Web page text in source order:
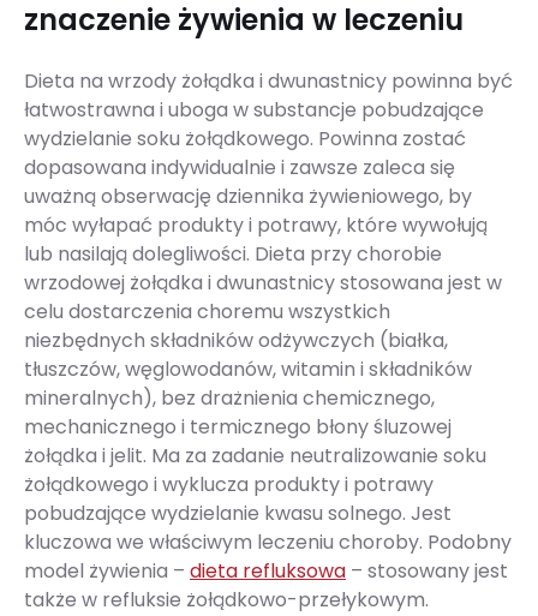
znaczenie żywienia w leczeniu
Dieta na wrzody żołądka i dwunastnicy powinna być
łatwostrawna i uboga w substancje pobudzające
wydzielanie soku żołądkowego. Powinna zostać
dopasowana indywidualnie i zawsze zaleca się
uważną obserwację dziennika żywieniowego, by
móc wyłapać produkty i potrawy, które wywołują
lub nasilają dolegliwości. Dieta przy chorobie
wrzodowej żołądka i dwunastnicy stosowana jest w
celu dostarczenia choremu wszystkich
niezbędnych składników odżywczych (białka,
tłuszczów, węglowodanów, witamin i składników
mineralnych), bez drażnienia chemicznego,
mechanicznego i termicznego błony śluzowej
żołądka i jelit. Ma za zadanie neutralizowanie soku
żołądkowego i wyklucza produkty i potrawy
pobudzające wydzielanie kwasu solnego. Jest
kluczowa we właściwym leczeniu choroby. Podobny
model żywienia – dieta refluksowa – stosowany jest
także w refluksie żołądkowo-przełykowym.